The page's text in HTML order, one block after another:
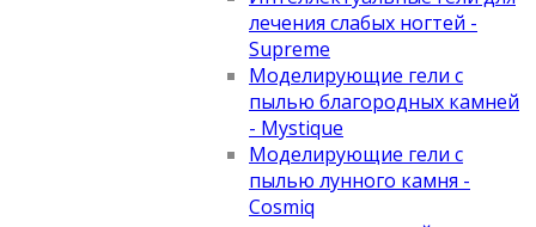
лечения слабых ногтей -
Supreme
Моделирующие гели с
пылью благородных камней
- Mystique
Моделирующие гели с
пылью лунного камня -
Cosmiq